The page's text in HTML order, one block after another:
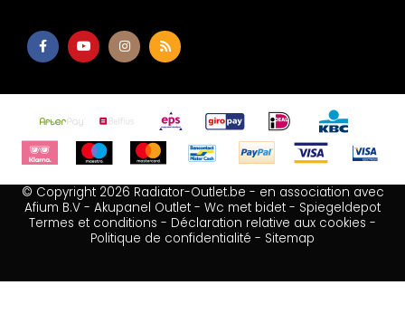
© Copyright 2026 Radiator-Outlet.be - en association avec
Afium B.V - Akupanel Outlet - Wc met bidet - Spiegeldepot
Termes et conditions - Déclaration relative aux cookies -
Politique de confidentialité - Sitemap